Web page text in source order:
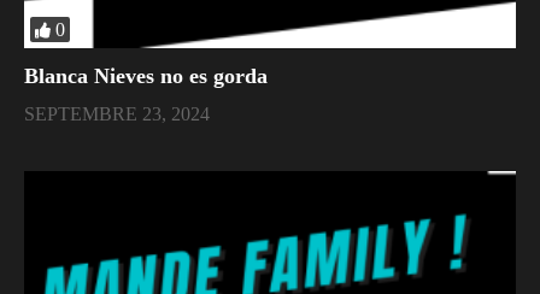
0
Blanca Nieves no es gorda
SEPTEMBRE 23, 2024